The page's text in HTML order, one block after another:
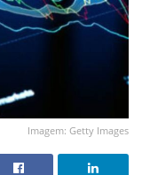
Imagem: Getty Images